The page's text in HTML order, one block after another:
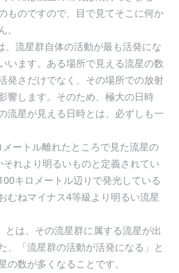
ものですので、目で見てそこに何か
、流星群自体の活動が最も活発にな
います。ある場所で見える流星の数
発さだけでなく、その場所での放射
響します。そのため、極大の日時
流星が見える日時とは、必ずしも一
メートル離れたところで見た流星の
れより明るいものと定義されてい
キロメートル辺りで発光している
むねマイナス4等級より明るい流星
とは、その流星群に属する流星が出
、「流星群の活動が活発になる」と
数が多くなることです。